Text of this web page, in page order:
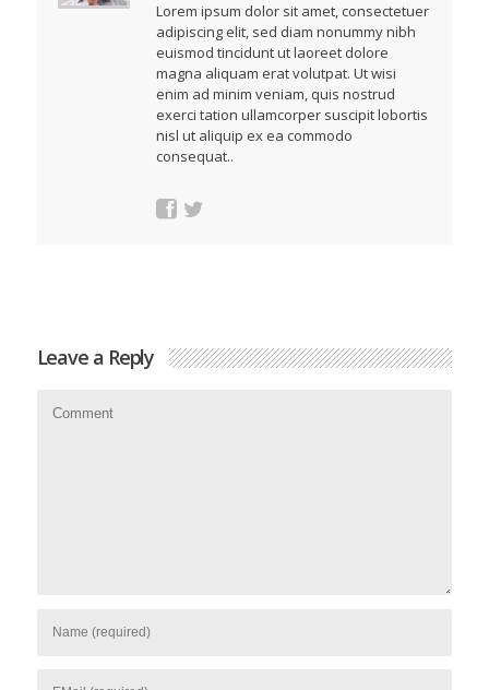
Lorem ipsum dolor sit amet, consectetuer
adipiscing elit, sed diam nonummy nibh
euismod tincidunt ut laoreet dolore
magna aliquam erat volutpat. Ut wisi
enim ad minim veniam, quis nostrud
exerci tation ullamcorper suscipit lobortis
nisl ut aliquip ex ea commodo
consequat..
Leave a Reply